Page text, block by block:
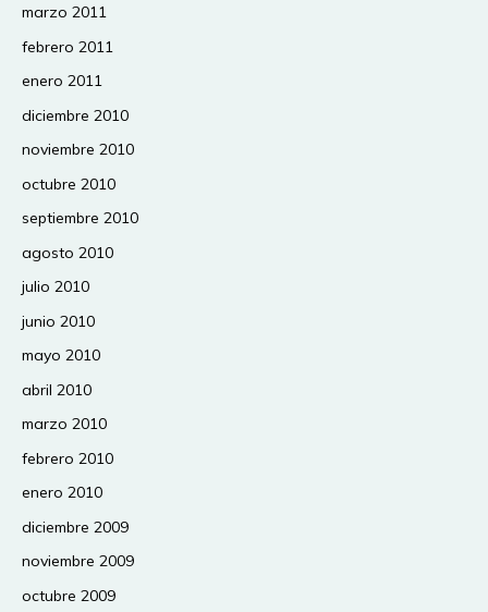
marzo 2011
febrero 2011
enero 2011
diciembre 2010
noviembre 2010
octubre 2010
septiembre 2010
agosto 2010
julio 2010
junio 2010
mayo 2010
abril 2010
marzo 2010
febrero 2010
enero 2010
diciembre 2009
noviembre 2009
octubre 2009